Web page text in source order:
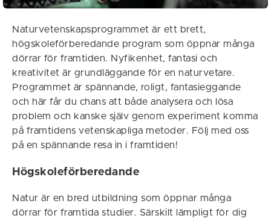
Naturvetenskapsprogrammet är ett brett,
högskoleförberedande program som öppnar många
dörrar för framtiden. Nyfikenhet, fantasi och
kreativitet är grundläggande för en naturvetare.
Programmet är spännande, roligt, fantasieggande
och här får du chans att både analysera och lösa
problem och kanske själv genom experiment komma
på framtidens vetenskapliga metoder. Följ med oss
på en spännande resa in i framtiden!
Högskoleförberedande
Natur är en bred utbildning som öppnar många
dörrar för framtida studier. Särskilt lämpligt för dig